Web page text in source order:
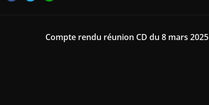
Compte rendu réunion CD du 8 mars 2025